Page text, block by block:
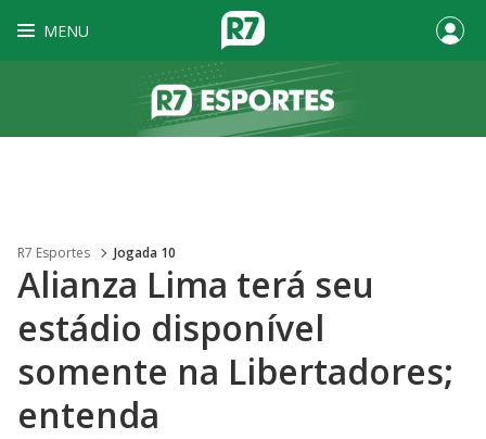
MENU
R7 Esportes Jogada 10
Alianza Lima terá seu
estádio disponível
somente na Libertadores;
entenda